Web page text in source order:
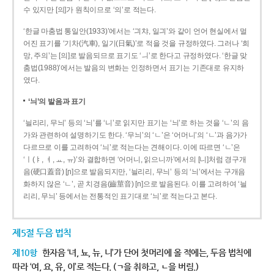
수 있지만 [의]가 원칙이므로 ‘의’로 적는다.
‘한글 마춤법 통일안(1933)’에서는 ‘긔챠, 일긔’와 같이 언어 현실에서 멀
어진 표기를 ‘기차(汽車), 일기(日氣)’로 적을 것을 규정하였다. 그러나 ‘희
망, 주의’는 [의]로 발음되므로 표기도 ‘ㅢ’로 한다고 규정하였다. ‘한글 맞
춤법(1988)’에서는 발음의 변화는 인정하면서 표기는 기존대로 유지하
였다.
‘늬’의 발음과 표기
‘늴리리, 무늬’ 등의 ‘늬’를 ‘니’로 읽지만 표기는 ‘늬’로 하는 것을 ‘ㄴ’의 음
가와 관련하여 설명하기도 한다. ‘무늬’의 ‘ㄴ’은 ‘어머니’의 ‘ㄴ’과 음가가
다르므로 이를 고려하여 ‘늬’로 적는다는 견해이다. 이에 따르면 ‘ㄴ’은
‘ㅣ(ㅑ, ㅕ, ㅛ, ㅠ)’와 결합하면 ‘어머니, 읽으니까’에서의 [니]처럼 경구개
음(硬口蓋音) [ɲ]으로 발음되지만, ‘늴리리, 무늬’ 등의 ‘늬’에서는 구개음
화하지 않은 ‘ㄴ’, 곧 치경음(齒莖音) [n]으로 발음된다. 이를 고려하여 ‘늴
리리, 무늬’ 등에서는 전통적인 표기대로 ‘늬’로 적는다고 본다.
제5절 두음 법칙
제10항 한자음 ‘녀, 뇨, 뉴, 니’가 단어 첫머리에 올 적에는, 두음 법칙에
따라 ‘여, 요, 유, 이’로 적는다. (ㄱ을 취하고, ㄴ을 버림.)